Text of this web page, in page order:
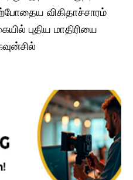
விகிதாச்சாரம்
புதிய மாதிரியை